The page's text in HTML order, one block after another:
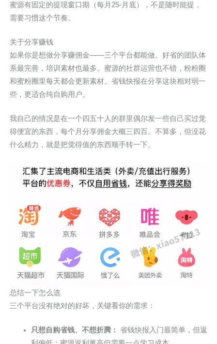
蜜源有固定的提现窗口期（每月25-月底），不是随时能提，
需要习惯这个节奏。
关于分享赚钱
如果你是想做分享赚佣金——三个平台都能做。好省的团队体
系最完善，培训素材也最多。蜜源的社群运营也不错，粉粉圈
和蜜粉圈里每天都会更新素材。省钱快报在分享这块相对弱一
些，更适合纯自购用户。
我自己的情况是在一个四五十人的群里偶尔发一些自己买过觉
得便宜的东西，每个月分享佣金大概三四百。不算多，但没花
什么精力，就是把觉得值的东西顺手转一下。
总结一下怎么选
三个平台没有绝对的好坏，关键看你的需求：
只想自购省钱、不想折腾：
省钱快报入门最简单，但返